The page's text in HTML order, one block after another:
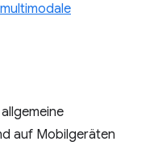
auf Mobilgeräten